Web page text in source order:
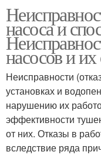
насоса и
насосов и
Неисправности
установках и
нарушению их
эффективности
от них. Отказы в
вследствие ряда